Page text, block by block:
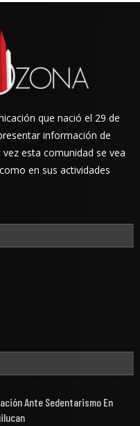
que nació el 29 de
información de
esta comunidad se vea
en sus actividades
Ante Sedentarismo En